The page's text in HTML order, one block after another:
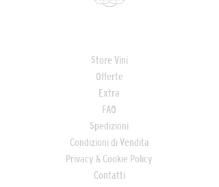
Store Vini
Offerte
Extra
FAQ
Spedizioni
Condizioni di Vendita
Privacy & Cookie Policy
Contatti